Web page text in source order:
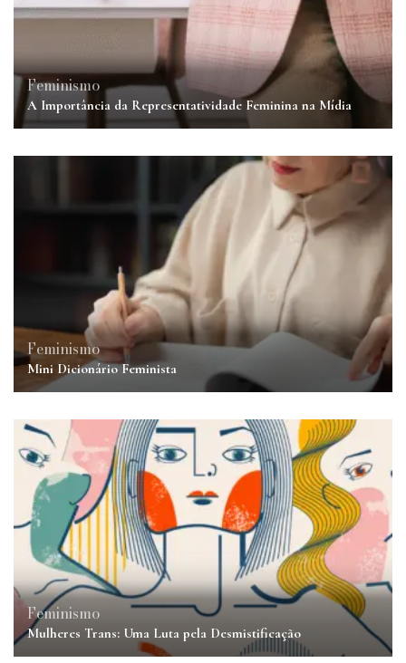
Feminismo
A Importância da Representatividade Feminina na Mídia
Feminismo
Mini Dicionário Feminista
Feminismo
Mulheres Trans: Uma Luta pela Desmistificação